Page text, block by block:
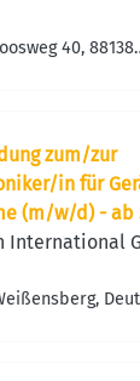
40, 88138
zum/zur
in für
(m/w/d) - ab
International